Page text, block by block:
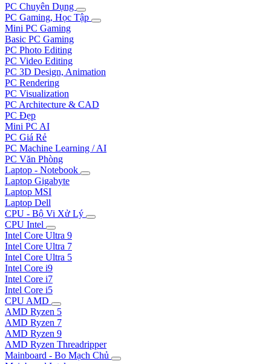
PC Chuyên Dụng
PC Gaming, Học Tập
Mini PC Gaming
Basic PC Gaming
PC Photo Editing
PC Video Editing
PC 3D Design, Animation
PC Rendering
PC Visualization
PC Architecture & CAD
PC Đẹp
Mini PC AI
PC Giá Rẻ
PC Machine Learning / AI
PC Văn Phòng
Laptop - Notebook
Laptop Gigabyte
Laptop MSI
Laptop Dell
CPU - Bộ Vi Xử Lý
CPU Intel
Intel Core Ultra 9
Intel Core Ultra 7
Intel Core Ultra 5
Intel Core i9
Intel Core i7
Intel Core i5
CPU AMD
AMD Ryzen 5
AMD Ryzen 7
AMD Ryzen 9
AMD Ryzen Threadripper
Mainboard - Bo Mạch Chủ